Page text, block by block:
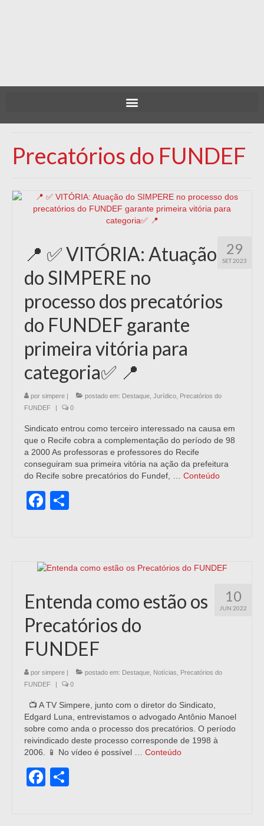
Precatórios do FUNDEF
29
SET 2023
📍 ✅ VITÓRIA: Atuação
do SIMPERE no
processo dos precatórios
do FUNDEF garante
primeira vitória para
categoria✅ 📍
por simpere | postado em: Destaque Jurídico Precatórios do
FUNDEF
| 0
Sindicato entrou como terceiro interessado na causa em
que o Recife cobra a complementação do período de 98
a 2000 As professoras e professores do Recife
conseguiram sua primeira vitória na ação da prefeitura
do Recife sobre precatórios do Fundef, … Conteúdo
Facebook
10
JUN 2022
Entenda como estão os
Precatórios do
FUNDEF
por simpere postado em: Destaque Notícias
Precatórios do
FUNDEF
0
📺 A TV Simpere, junto com o diretor do Sindicato,
Edgard Luna, entrevistamos o advogado Antônio Manoel
sobre como anda o processo dos precatórios. O período
reivindicado deste processo corresponde de 1998 à
2006. 📱 No vídeo é possível … Conteúdo
Facebook